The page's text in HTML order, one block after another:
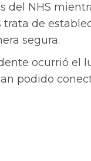
del NHS
de
segura.
ocurrió el
podido